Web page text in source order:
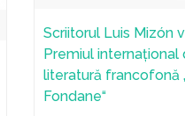
Scriitorul Luis Mizón
Premiul internațional
literatură francofonă
Fondane“